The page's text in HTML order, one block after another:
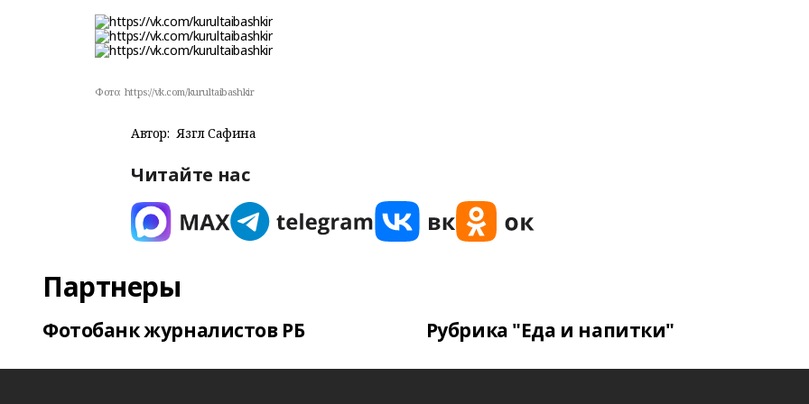
Фото: https://vk.com/kurultaibashkir
Автор: Язгөл Сафина
Читайте нас
Партнеры
Фотобанк журналистов РБ Рубрика "Еда и напитки"